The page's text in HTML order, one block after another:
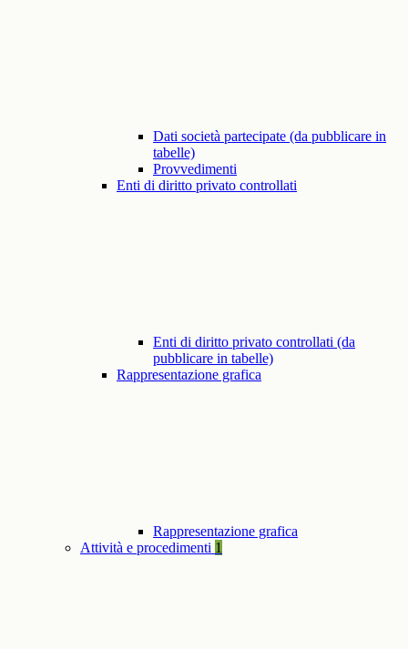
Dati società partecipate (da pubblicare in
tabelle)
Provvedimenti
Enti di diritto privato controllati
Enti di diritto privato controllati (da
pubblicare in tabelle)
Rappresentazione grafica
Rappresentazione grafica
Attività e procedimenti 1